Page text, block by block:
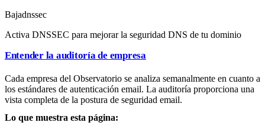
Bajadnssec
Activa DNSSEC para mejorar la seguridad DNS de tu dominio
Entender la auditoría de empresa
Cada empresa del Observatorio se analiza semanalmente en cuanto a
los estándares de autenticación email. La auditoría proporciona una
vista completa de la postura de seguridad email.
Lo que muestra esta página: